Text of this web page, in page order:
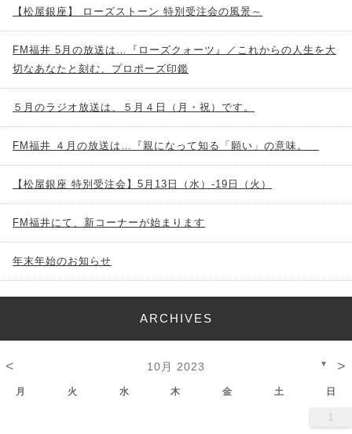
【松屋銀座】 ローズストーン 特別受注会の風景～
FM福井 5月の放送は…『ローズクォーツ』／これからの人生を大
切なあなたと刻む、プロポーズ印鑑
５月のラジオ放送は、５月４日（月・祝）です。
FM福井 ４月の放送は…『親になって知る「願い」の意味。
【松屋銀座 特別受注会】5月13日（水）-19日（火）
FM福井にて、新コーナーが始まります
年末年始のお知らせ
ARCHIVES
< 10月 2023 ▼ >
月 火 水 木 金 土 日
1